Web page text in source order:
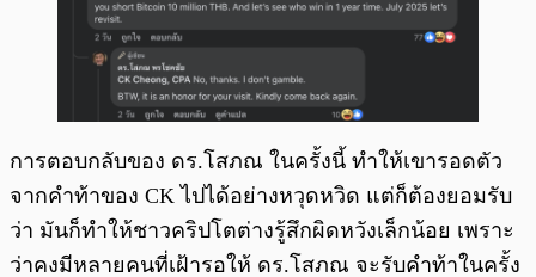
การตอบกลับของ ดร.โสภณ ในครั้งนี้ ทำให้เขารอดตัว
จากคำท้าของ CK ไปได้อย่างหวุดหวิด แต่ก็ต้องยอมรับ
ว่า มันก็ทำให้ชาวคริปโตต่างรู้สึกผิดหวังเล็กน้อย เพราะ
ว่าคงมีหลายคนที่เฝ้ารอให้ ดร.โสภณ จะรับคำท้าในครั้ง